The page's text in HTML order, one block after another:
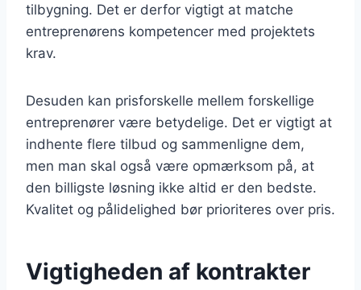
tilbygning. Det er derfor vigtigt at matche
entreprenørens kompetencer med projektets
krav.
Desuden kan prisforskelle mellem forskellige
entreprenører være betydelige. Det er vigtigt at
indhente flere tilbud og sammenligne dem,
men man skal også være opmærksom på, at
den billigste løsning ikke altid er den bedste.
Kvalitet og pålidelighed bør prioriteres over pris.
Vigtigheden af kontrakter